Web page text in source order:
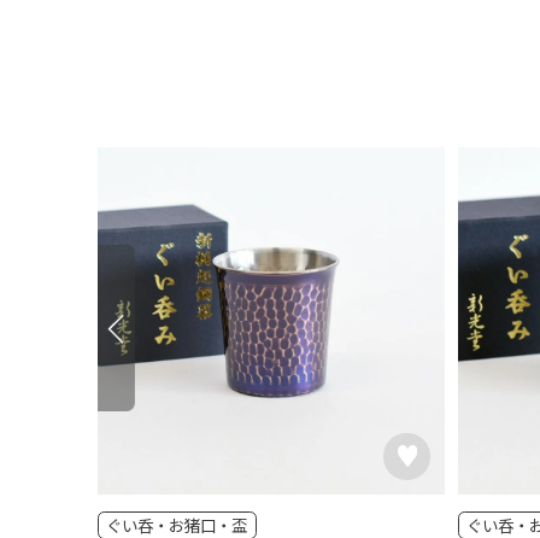
ぐい呑・お猪口・盃 ぐい呑・